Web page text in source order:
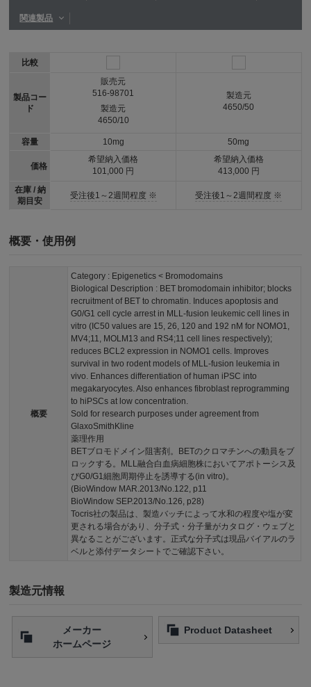
関連製品
比較
製品コー
ド
容量
価格
在庫 / 納
期目安
販売元
516-98701
製造元
4650/10
10mg
希望納入価格
101,000 円
受注後1～2週間程度 ※
製造元
4650/50
50mg
希望納入価格
413,000 円
受注後1～2週間程度 ※
概要・使用例
概要
Category : Epigenetics < Bromodomains
Biological Description : BET bromodomain inhibitor; blocks
recruitment of BET to chromatin. Induces apoptosis and
G0/G1 cell cycle arrest in MLL-fusion leukemic cell lines in
vitro (IC50 values are 15, 26, 120 and 192 nM for NOMO1,
MV4;11, MOLM13 and RS4;11 cell lines respectively);
reduces BCL2 expression in NOMO1 cells. Improves
survival in two rodent models of MLL-fusion leukemia in
vivo. Enhances differentiation of human iPSC into
megakaryocytes. Also enhances fibroblast reprogramming
to hiPSCs at low concentration.
Sold for research purposes under agreement from
GlaxoSmithKline
薬理作用
BETブロモドメイン阻害剤。BETのクロマチンへの動員をブ
ロックする。MLL融合白血病細胞株においてアポトーシス及
びG0/G1細胞周期停止を誘導する(in vitro)。
(BioWindow MAR.2013/No.122, p11
BioWindow SEP.2013/No.126, p28)
Tocris社の製品は、製造バッチによって水和の程度や塩が変
更される場合があり、分子式・分子量がカタログ・ウェブと
異なることがございます。正式な分子式は現品バイアルのラ
ベルと添付データシートでご確認下さい。
製造元情報
メーカー
ホームページ
Product Datasheet